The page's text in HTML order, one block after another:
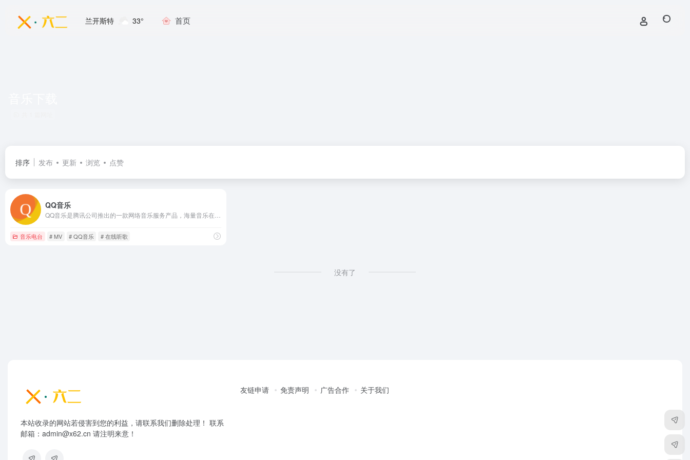
兰开斯特 33° 首页
排序 发布 更新 浏览 点赞
QQ音乐
音乐电台 # MV # QQ音乐 # 在线听歌
没有了
本站收录的网站若侵害到您的利益，请联系我们删除处理！ 联系
邮箱：admin@x62.cn 请注明来意！
友链申请 免责声明 广告合作 关于我们